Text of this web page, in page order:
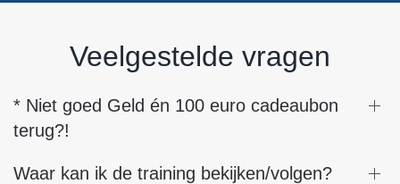
Veelgestelde vragen
* Niet goed Geld én 100 euro cadeaubon
terug?!
Waar kan ik de training bekijken/volgen?